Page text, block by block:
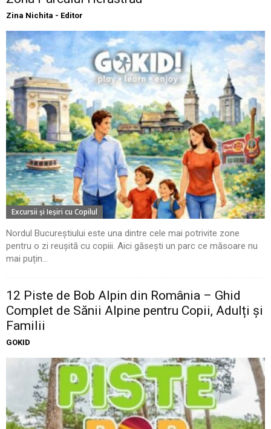
Zina Nichita - Editor
Excursii şi Ieşiri cu Copilul
Nordul Bucureștiului este una dintre cele mai potrivite zone
pentru o zi reușită cu copiii. Aici găsești un parc ce măsoare nu
mai puțin...
12 Piste de Bob Alpin din România – Ghid
Complet de Sănii Alpine pentru Copii, Adulți și
Familii
GOKID